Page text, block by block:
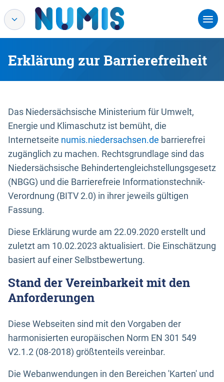
Erklärung zur Barrierefreiheit
Das Niedersächsische Ministerium für Umwelt,
Energie und Klimaschutz ist bemüht, die
Internetseite numis.niedersachsen.de barrierefrei
zugänglich zu machen. Rechtsgrundlage sind das
Niedersächsische Behindertengleichstellungsgesetz
(NBGG) und die Barrierefreie Informationstechnik-
Verordnung (BITV 2.0) in ihrer jeweils gültigen
Fassung.
Diese Erklärung wurde am 22.09.2020 erstellt und
zuletzt am 10.02.2023 aktualisiert. Die Einschätzung
basiert auf einer Selbstbewertung.
Stand der Vereinbarkeit mit den
Anforderungen
Diese Webseiten sind mit den Vorgaben der
harmonisierten europäischen Norm EN 301 549
V2.1.2 (08-2018) größtenteils vereinbar.
Die Webanwendungen in den Bereichen 'Karten' und